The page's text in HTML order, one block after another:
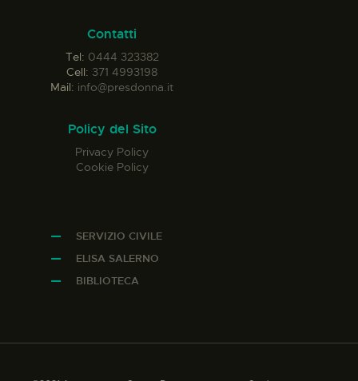
Contatti
Tel: 0444 323382
Cell: 371 4993198
Mail: info@presdonna.it
Policy del Sito
Privacy Policy
Cookie Policy
SERVIZIO CIVILE
ELISA SALERNO
BIBLIOTECA